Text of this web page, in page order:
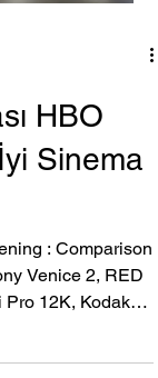
HBO
Sinema
: Comparison